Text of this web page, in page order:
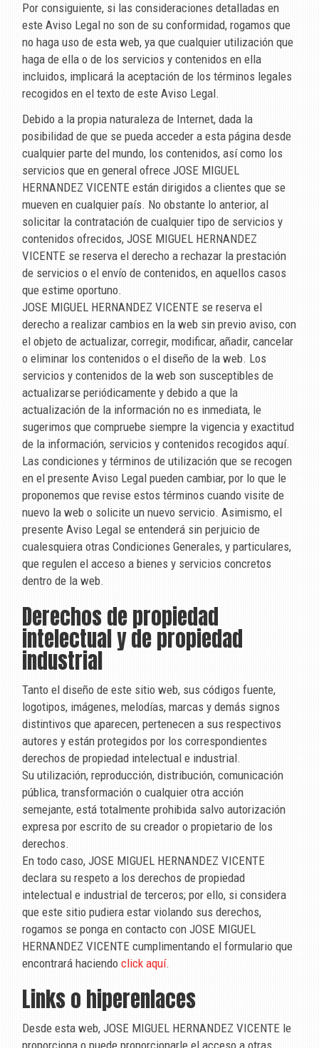
Por consiguiente, si las consideraciones detalladas en
este Aviso Legal no son de su conformidad, rogamos que
no haga uso de esta web, ya que cualquier utilización que
haga de ella o de los servicios y contenidos en ella
incluidos, implicará la aceptación de los términos legales
recogidos en el texto de este Aviso Legal.
Debido a la propia naturaleza de Internet, dada la
posibilidad de que se pueda acceder a esta página desde
cualquier parte del mundo, los contenidos, así como los
servicios que en general ofrece JOSE MIGUEL
HERNANDEZ VICENTE están dirigidos a clientes que se
mueven en cualquier país. No obstante lo anterior, al
solicitar la contratación de cualquier tipo de servicios y
contenidos ofrecidos, JOSE MIGUEL HERNANDEZ
VICENTE se reserva el derecho a rechazar la prestación
de servicios o el envío de contenidos, en aquellos casos
que estime oportuno.
JOSE MIGUEL HERNANDEZ VICENTE se reserva el
derecho a realizar cambios en la web sin previo aviso, con
el objeto de actualizar, corregir, modificar, añadir, cancelar
o eliminar los contenidos o el diseño de la web. Los
servicios y contenidos de la web son susceptibles de
actualizarse periódicamente y debido a que la
actualización de la información no es inmediata, le
sugerimos que compruebe siempre la vigencia y exactitud
de la información, servicios y contenidos recogidos aquí.
Las condiciones y términos de utilización que se recogen
en el presente Aviso Legal pueden cambiar, por lo que le
proponemos que revise estos términos cuando visite de
nuevo la web o solicite un nuevo servicio. Asimismo, el
presente Aviso Legal se entenderá sin perjuicio de
cualesquiera otras Condiciones Generales, y particulares,
que regulen el acceso a bienes y servicios concretos
dentro de la web.
Derechos de propiedad
intelectual y de propiedad
industrial
Tanto el diseño de este sitio web, sus códigos fuente,
logotipos, imágenes, melodías, marcas y demás signos
distintivos que aparecen, pertenecen a sus respectivos
autores y están protegidos por los correspondientes
derechos de propiedad intelectual e industrial.
Su utilización, reproducción, distribución, comunicación
pública, transformación o cualquier otra acción
semejante, está totalmente prohibida salvo autorización
expresa por escrito de su creador o propietario de los
derechos.
En todo caso, JOSE MIGUEL HERNANDEZ VICENTE
declara su respeto a los derechos de propiedad
intelectual e industrial de terceros; por ello, si considera
que este sitio pudiera estar violando sus derechos,
rogamos se ponga en contacto con JOSE MIGUEL
HERNANDEZ VICENTE cumplimentando el formulario que
encontrará haciendo click aquí.
Links o hiperenlaces
Desde esta web, JOSE MIGUEL HERNANDEZ VICENTE le
proporciona o puede proporcionarle el acceso a otras